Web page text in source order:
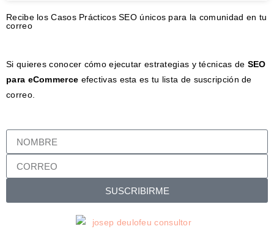
Recibe los Casos Prácticos SEO únicos para la comunidad en tu
correo
Si quieres conocer cómo ejecutar estrategias y técnicas de SEO
para eCommerce efectivas esta es tu lista de suscripción de
correo.
SUSCRIBIRME